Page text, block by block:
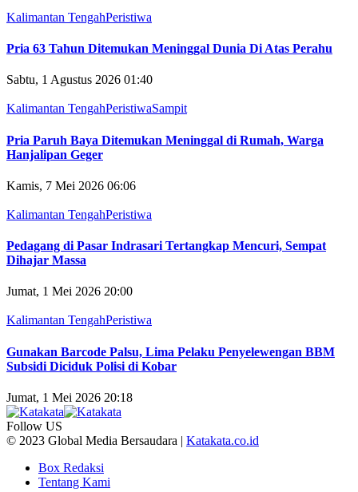
Kalimantan TengahPeristiwa
Pria 63 Tahun Ditemukan Meninggal Dunia Di Atas Perahu
Sabtu, 1 Agustus 2026 01:40
Kalimantan TengahPeristiwaSampit
Pria Paruh Baya Ditemukan Meninggal di Rumah, Warga
Hanjalipan Geger
Kamis, 7 Mei 2026 06:06
Kalimantan TengahPeristiwa
Pedagang di Pasar Indrasari Tertangkap Mencuri, Sempat
Dihajar Massa
Jumat, 1 Mei 2026 20:00
Kalimantan TengahPeristiwa
Gunakan Barcode Palsu, Lima Pelaku Penyelewengan BBM
Subsidi Diciduk Polisi di Kobar
Jumat, 1 Mei 2026 20:18
Follow US
© 2023 Global Media Bersaudara | Katakata.co.id
Box Redaksi
Tentang Kami